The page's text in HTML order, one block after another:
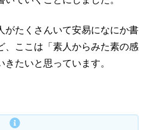
がたくさんいて安易になにか書
、ここは「素人からみた素の感
たいと思っています。